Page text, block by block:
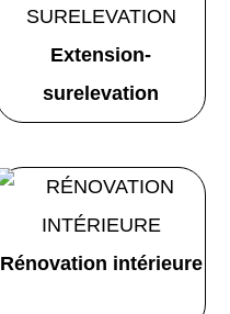
Extension-
surelevation
Rénovation intérieure